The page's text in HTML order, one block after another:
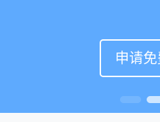
申请
申请
申请